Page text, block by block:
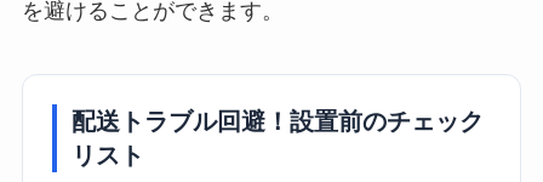
を避けることができます。
配送トラブル回避！設置前のチェック
リスト